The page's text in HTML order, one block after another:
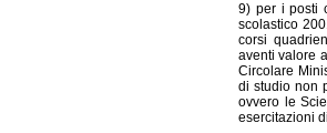
9) per i posti
scolastico
corsi
aventi valore
Circolare
di studio non
ovvero le
esercitazioni